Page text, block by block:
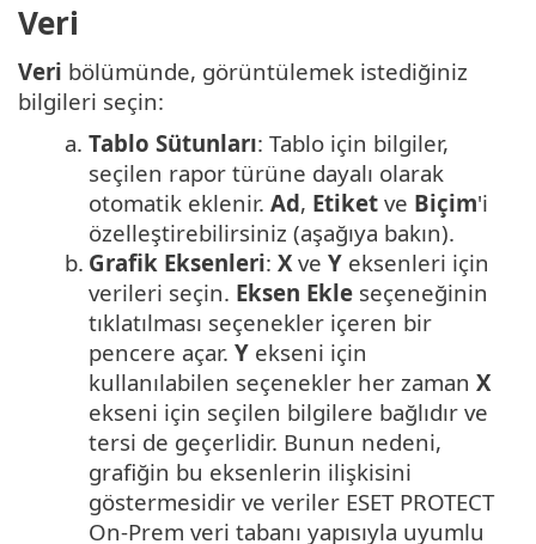
Veri
Veri bölümünde, görüntülemek istediğiniz
bilgileri seçin:
a. Tablo Sütunları: Tablo için bilgiler,
seçilen rapor türüne dayalı olarak
otomatik eklenir. Ad, Etiket ve Biçim'i
özelleştirebilirsiniz (aşağıya bakın).
b. Grafik Eksenleri: Xve Y eksenleri için
verileri seçin. Eksen Ekle seçeneğinin
tıklatılması seçenekler içeren bir
pencere açar. Y ekseni için
kullanılabilen seçenekler her zaman X
ekseni için seçilen bilgilere bağlıdır ve
tersi de geçerlidir. Bunun nedeni,
grafiğin bu eksenlerin ilişkisini
göstermesidir ve veriler ESET PROTECT
On-Prem veri tabanı yapısıyla uyumlu